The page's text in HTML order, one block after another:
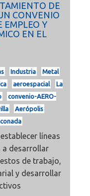
DE
CONVENIO
EMPLEO Y
EN EL
Industria
Metal
aeroespacial
La
convenio-AERO-
Aerópolis
líneas
a desarrollar
de trabajo,
y desarrollar